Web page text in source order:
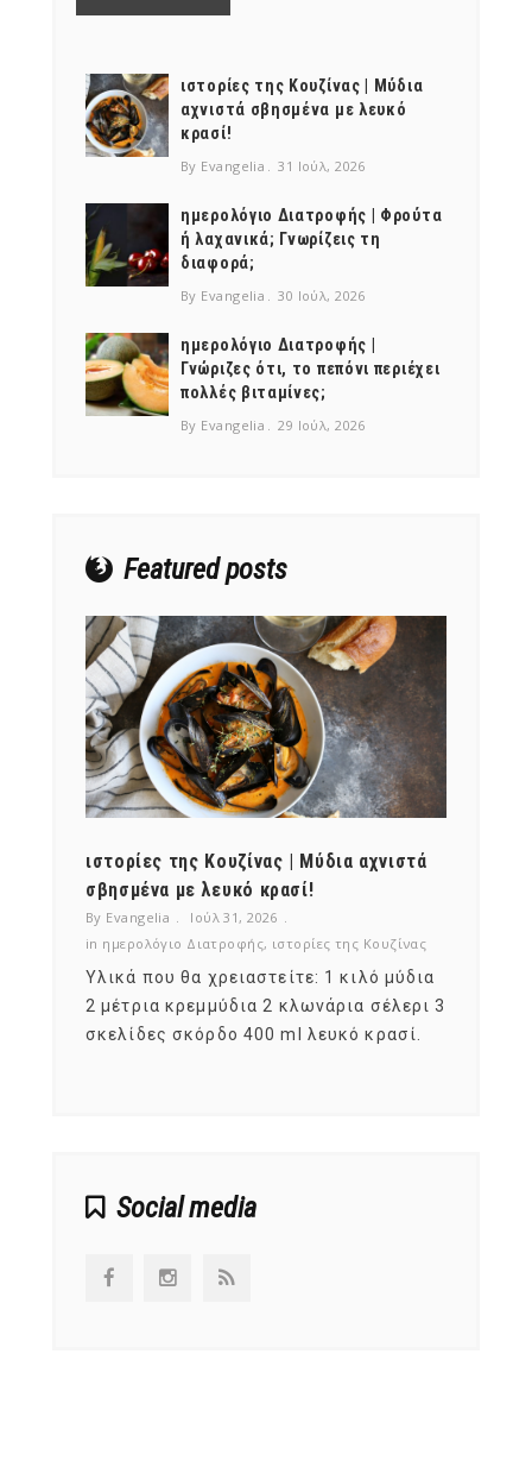
ιστορίες της Κουζίνας | Μύδια
αχνιστά σβησμένα με λευκό
κρασί!
By Evangelia 31 Ιούλ, 2026
ημερολόγιο Διατροφής | Φρούτα
ή λαχανικά; Γνωρίζεις τη
διαφορά;
By Evangelia 30 Ιούλ, 2026
ημερολόγιο Διατροφής |
Γνώριζες ότι, το πεπόνι περιέχει
πολλές βιταμίνες;
By Evangelia 29 Ιούλ, 2026
Featured posts
ιστορίες της Κουζίνας | Μύδια αχνιστά
σβησμένα με λευκό κρασί!
By Evangelia
Ιούλ 31, 2026
in ημερολόγιο Διατροφής, ιστορίες της Κουζίνας
Υλικά που θα χρειαστείτε: 1 κιλό μύδια
2 μέτρια κρεμμύδια 2 κλωνάρια σέλερι 3
σκελίδες σκόρδο 400 ml λευκό κρασί.
Social media